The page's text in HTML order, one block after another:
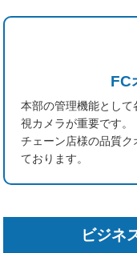
FC
本部の管理機能とし
視カメラが重要です。
チェーン店様の品質
ております。
ビジネ